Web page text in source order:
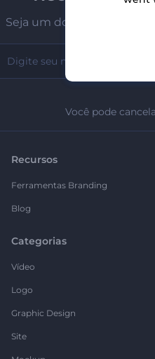
Seja um dos primeiros a
Você pode
Recursos
Ferramentas Branding
Blog
Categorias
Vídeo
Logo
Graphic Design
Site